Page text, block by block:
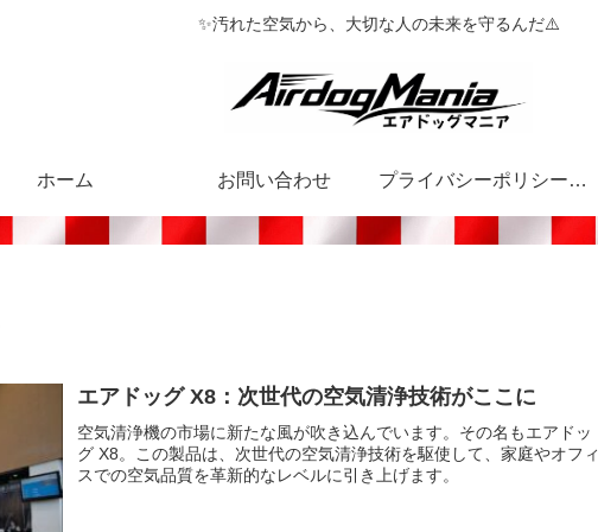
✨汚れた空気から、大切な人の未来を守るんだ⚠️
ホーム お問い合わせ プライバシーポリシー・特定商取引法に基づく表記
エアドッグ X8：次世代の空気清浄技術がここに
空気清浄機の市場に新たな風が吹き込んでいます。その名もエアドッ
グ X8。この製品は、次世代の空気清浄技術を駆使して、家庭やオフィ
スでの空気品質を革新的なレベルに引き上げます。